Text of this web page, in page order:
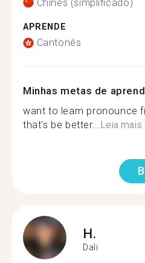
Chinês (simplificado)
APRENDE
Cantonês
Minhas metas de
want to learn pronounce
that's be better...Leia mais
H.
Dali